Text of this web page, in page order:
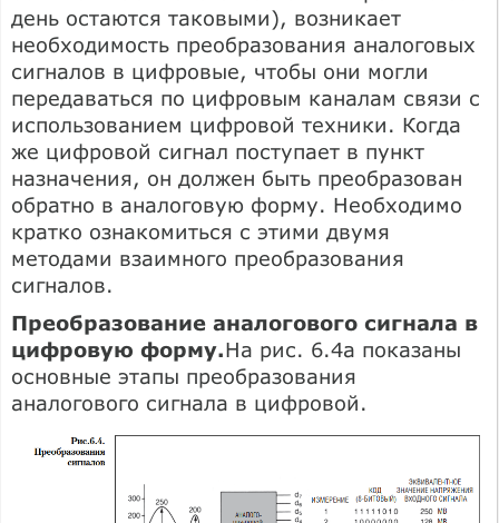
день остаются таковыми), возникает
необходимость преобразования аналоговых
сигналов в цифровые, чтобы они могли
передаваться по цифровым каналам связи с
использованием цифровой техники. Когда
же цифровой сигнал поступает в пункт
назначения, он должен быть преобразован
обратно в аналоговую форму. Необходимо
кратко ознакомиться с этими двумя
методами взаимного преобразования
сигналов.
Преобразование аналогового сигнала в
цифровую форму.На рис. 6.4а показаны
основные этапы преобразования
аналогового сигнала в цифровой.